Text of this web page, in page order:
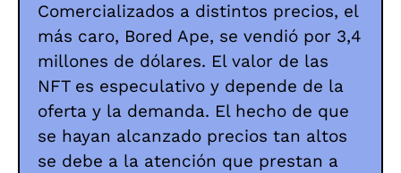
Comercializados a distintos precios, el
más caro, Bored Ape, se vendió por 3,4
millones de dólares. El valor de las
NFT es especulativo y depende de la
oferta y la demanda. El hecho de que
se hayan alcanzado precios tan altos
se debe a la atención que prestan a